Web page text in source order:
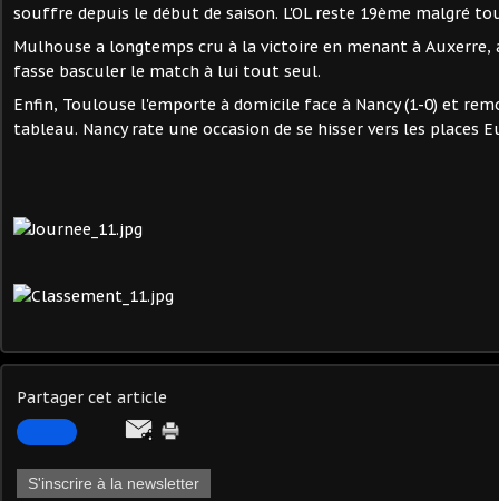
souffre depuis le début de saison. L'OL reste 19ème malgré
Mulhouse a longtemps cru à la victoire en menant à Auxerre,
fasse basculer le match à lui tout seul.
Enfin, Toulouse l'emporte à domicile face à Nancy (1-0) et
tableau. Nancy rate une occasion de se hisser vers les places
Partager cet article
S'inscrire à la newsletter